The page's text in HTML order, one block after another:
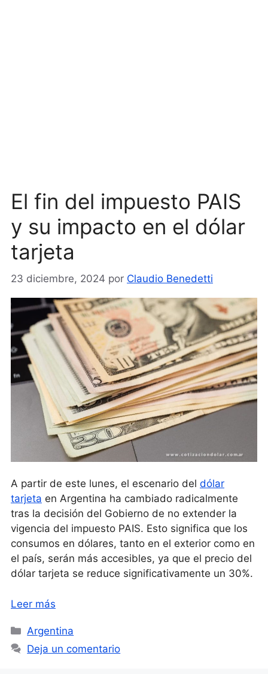
El fin del impuesto PAIS
y su impacto en el dólar
tarjeta
23 diciembre, 2024 por Claudio Benedetti
A partir de este lunes, el escenario del dólar
tarjeta en Argentina ha cambiado radicalmente
tras la decisión del Gobierno de no extender la
vigencia del impuesto PAIS. Esto significa que los
consumos en dólares, tanto en el exterior como en
el país, serán más accesibles, ya que el precio del
dólar tarjeta se reduce significativamente un 30%.
Leer más
Categorías
Argentina
Deja un comentario